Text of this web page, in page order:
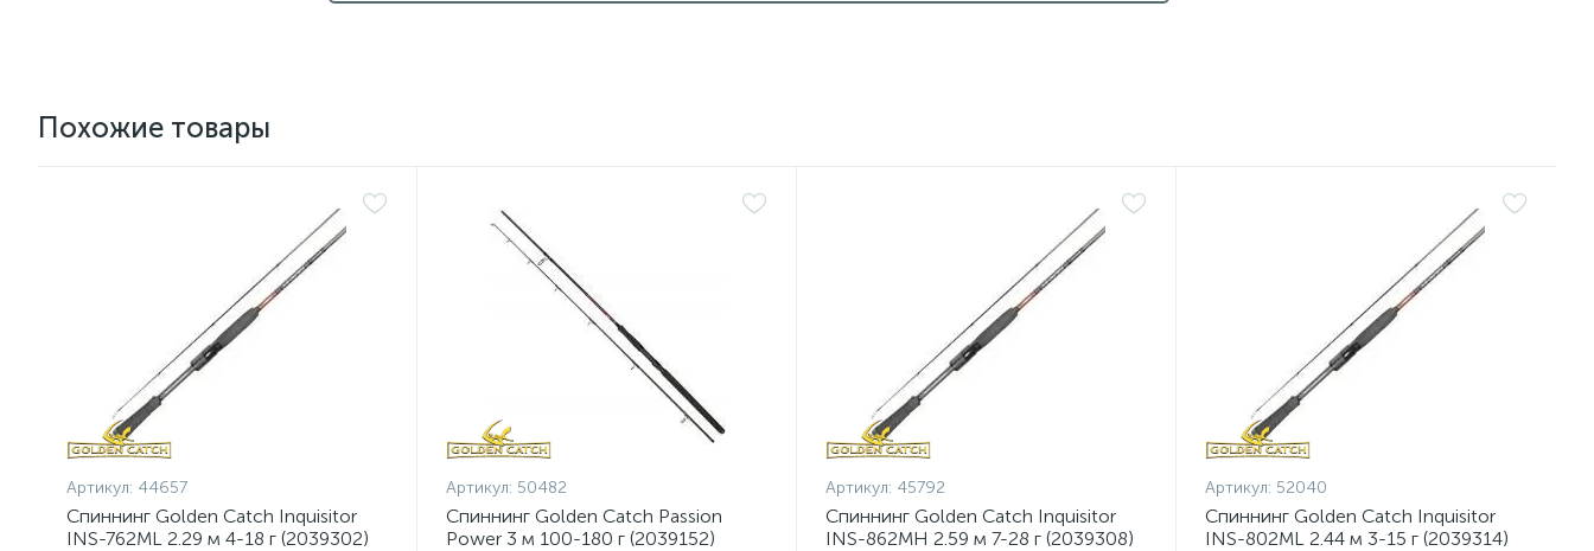
Похожие товары
Артикул: 44657
Спиннинг Golden Catch Inquisitor
INS-762ML 2.29 м 4-18 г (2039302)
Артикул: 50482
Спиннинг Golden Catch Passion
Power 3 м 100-180 г (2039152)
Артикул: 45792
Спиннинг Golden Catch Inquisitor
INS-862MH 2.59 м 7-28 г (2039308)
Артикул: 52040
Спиннинг Golden Catch Inquisitor
INS-802ML 2.44 м 3-15 г (2039314)